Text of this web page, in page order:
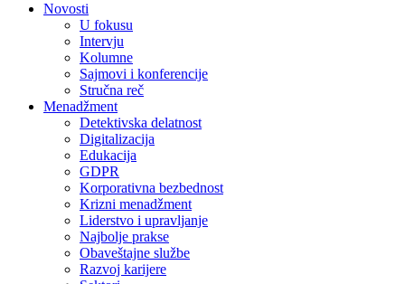
Novosti
U fokusu
Intervju
Kolumne
Sajmovi i konferencije
Stručna reč
Menadžment
Detektivska delatnost
Digitalizacija
Edukacija
GDPR
Korporativna bezbednost
Krizni menadžment
Liderstvo i upravljanje
Najbolje prakse
Obaveštajne službe
Razvoj karijere